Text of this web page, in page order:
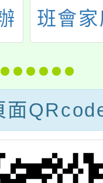
度桃
礙學
安
面